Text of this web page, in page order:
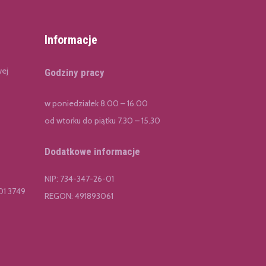
3749
Informacje
Godziny pracy
w poniedziałek 8.00 – 16.00
od wtorku do piątku 7.30 – 15.30
Dodatkowe informacje
NIP: 734-347-26-01
REGON: 491893061